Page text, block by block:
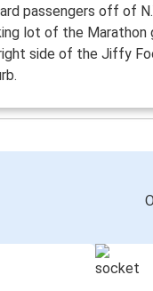
passengers off of
lot of the Marathon
side of the Jiffy